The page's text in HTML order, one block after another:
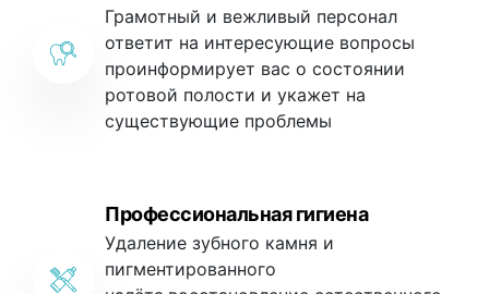
Грамотный и вежливый персонал
ответит на интересующие вопросы
проинформирует вас о состоянии
ротовой полости и укажет на
существующие проблемы
Профессиональная гигиена
Удаление зубного камня и
пигментированного